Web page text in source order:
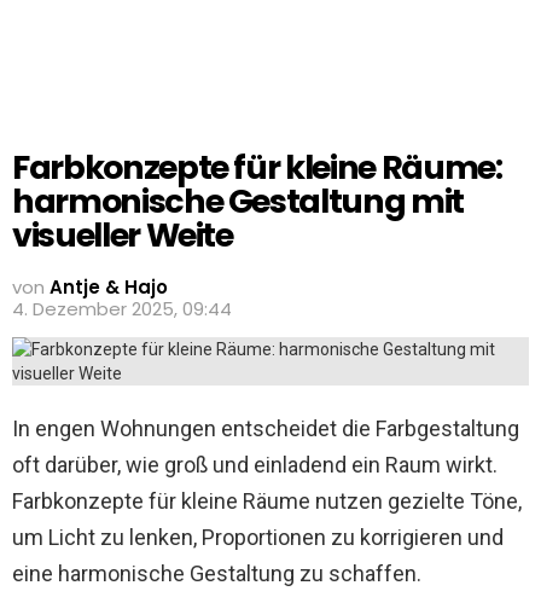
Farbkonzepte für kleine Räume:
harmonische Gestaltung mit
visueller Weite
von Antje & Hajo
4. Dezember 2025, 09:44
In engen Wohnungen entscheidet die Farbgestaltung
oft darüber, wie groß und einladend ein Raum wirkt.
Farbkonzepte für kleine Räume nutzen gezielte Töne,
um Licht zu lenken, Proportionen zu korrigieren und
eine harmonische Gestaltung zu schaffen.